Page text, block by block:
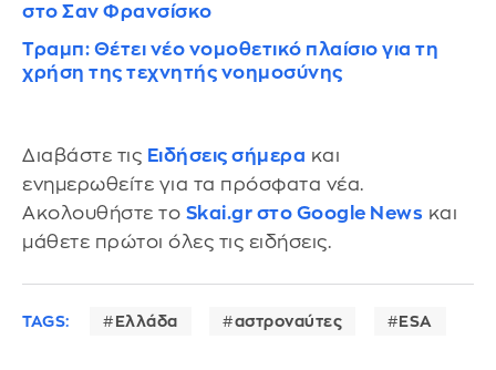
στο Σαν Φρανσίσκο
Τραμπ: Θέτει νέο νομοθετικό πλαίσιο για τη
χρήση της τεχνητής νοημοσύνης
Διαβάστε τις Ειδήσεις σήμερα και
ενημερωθείτε για τα πρόσφατα νέα.
Ακολουθήστε το Skai.gr στο Google News και
μάθετε πρώτοι όλες τις ειδήσεις.
TAGS: Ελλάδα αστροναύτες ESA